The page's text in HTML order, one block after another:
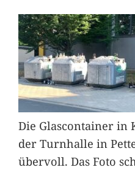
Die Glascontainer in
der Turnhalle in
übervoll. Das Foto